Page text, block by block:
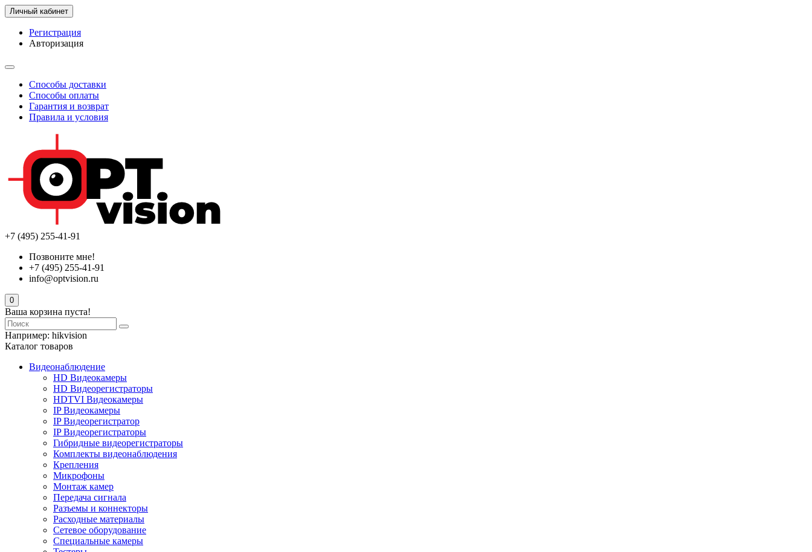
Личный кабинет
Регистрация
Авторизация
Способы доставки
Способы оплаты
Гарантия и возврат
Правила и условия
+7 (495) 255-41-91
Позвоните мне!
+7 (495) 255-41-91
info@optvision.ru
0
Ваша корзина пуста!
Например: hikvision
Каталог товаров
Видеонаблюдение
HD Видеокамеры
HD Видеорегистраторы
HDTVI Видеокамеры
IP Видеокамеры
IP Видеорегистратор
IP Видеорегистраторы
Гибридные видеорегистраторы
Комплекты видеонаблюдения
Крепления
Микрофоны
Монтаж камер
Передача сигнала
Разъемы и коннекторы
Расходные материалы
Сетевое оборудование
Специальные камеры